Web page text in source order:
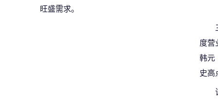
旺盛需求。
度营
韩元
史高